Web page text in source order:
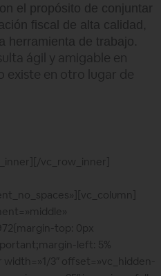
el propósito de conjuntar
fiscal de alta calidad,
herramienta de trabajo.
ágil y amigable en
existe en otro lugar de
vc_row_inner]
top: 0px
left: 5%
3″ offset=»vc_hidden-